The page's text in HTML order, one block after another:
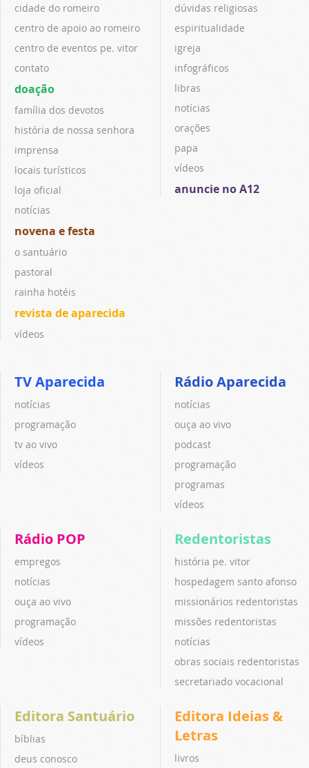
cidade do romeiro
centro de apoio ao romeiro
centro de eventos pe. vitor
contato
doação
família dos devotos
história de nossa senhora
imprensa
locais turísticos
loja oficial
notícias
novena e festa
o santuário
pastoral
rainha hotéis
revista de aparecida
vídeos
dúvidas religiosas
espiritualidade
igreja
infográficos
libras
notícias
orações
papa
vídeos
anuncie no A12
TV Aparecida
notícias
programação
tv ao vivo
vídeos
Rádio Aparecida
notícias
ouça ao vivo
podcast
programação
programas
vídeos
Rádio POP
empregos
notícias
ouça ao vivo
programação
vídeos
Redentoristas
história pe. vitor
hospedagem santo afonso
missionários redentoristas
missões redentoristas
notícias
obras sociais redentoristas
secretariado vocacional
Editora Santuário
bíblias
deus conosco
Editora Ideias &
Letras
livros